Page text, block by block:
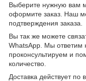
Выберите нужную вам
оформите заказ. Наш
подтверждения заказа.
Вы так же можете
WhatsApp. Мы ответим
проконсультируем и
количество.
Доставка действует по